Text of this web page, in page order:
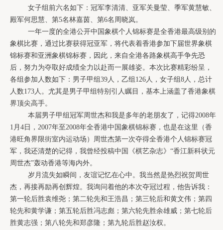
女子组前六名如下： 冠军李清清、亚军关曼莹、季军黄慧敏、
殿军何思慧、第5名林嘉茵、第6名周晓岚。
一年一度的全港公开中国象棋个人锦标赛是全香港最高级别的
象棋比赛，通过比赛获得冠亚军，将代表着香港参加下届世界象棋
锦标赛和亚洲象棋锦标赛，因此，来自全港各路象棋高手争先恐
后，努力为夺取好成绩全力以赴而一展雄姿。本次比赛精彩纷呈，
各组参加人数如下： 男子甲组39 人，乙组 126 人，女子组8 人，总计
人数173 人。尤其是男子甲组特别引人瞩目，基本上涵盖了香港象棋
界顶尖高手。
本届男子甲组冠军周世杰和我是多年的老朋友了，记得2008年
1 月 4日， 2007年至2008年全香港中国象棋锦标赛 ， 也是在这里（香
港旺角界限街室内运动场 ） 周世杰第一次夺得全香港个人 锦标赛冠
军，我还清楚的记得，我曾经投稿中国《棋艺杂志》“香江新科状元
周世杰”轰动香港等海内外。
岁月流失如瞬间，友谊记忆在心中。我当然是热烈祝贺 周世
杰 ，再接再励再创辉煌。我询问着他的本次夺冠过程，他告诉我：
第一轮后胜袁维尧；第二轮先和王浩昌；第三轮后和黄文伟；第四
轮先和黄学谦；第五轮后胜冯志彪；第六轮先胜余雄威；第七轮后
胜黄志强；第八轮先和郑彦隆；第九轮后胜赵汝权。